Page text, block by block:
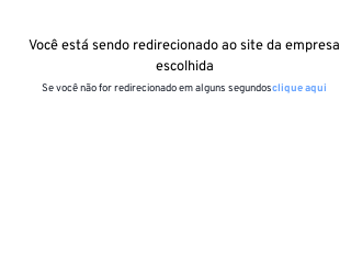
Você está sendo redirecionado ao site da empresa
escolhida
Se você não for redirecionado em alguns segundosclique aqui